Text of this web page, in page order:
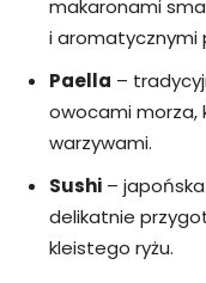
makaronami
i aromatycznymi
Paella –
owocami morza,
warzywami.
Sushi –
delikatnie
kleistego ryżu.